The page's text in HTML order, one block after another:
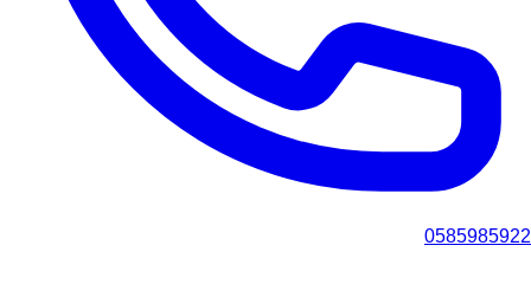
0585985922